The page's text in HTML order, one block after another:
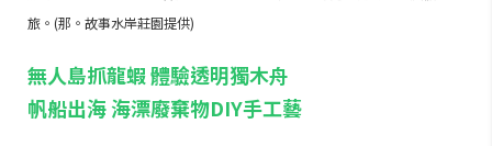
旅。(那。故事水岸莊園提供)
無人島抓龍蝦 體驗透明獨木舟
帆船出海 海漂廢棄物DIY手工藝